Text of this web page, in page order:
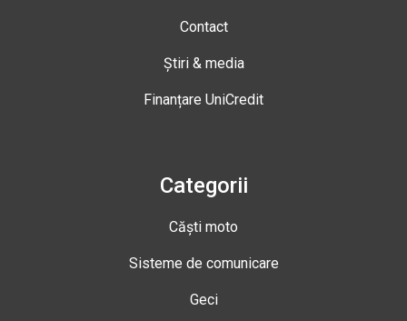
Contact
Știri & media
Finanțare UniCredit
Categorii
Căști moto
Sisteme de comunicare
Geci